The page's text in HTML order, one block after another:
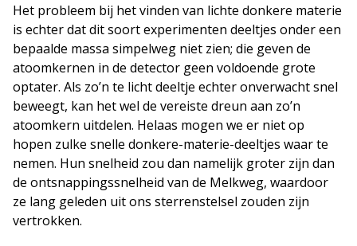
Het probleem bij het vinden van lichte donkere materie
is echter dat dit soort experimenten deeltjes onder een
bepaalde massa simpelweg niet zien; die geven de
atoomkernen in de detector geen voldoende grote
optater. Als zo’n te licht deeltje echter onverwacht snel
beweegt, kan het wel de vereiste dreun aan zo’n
atoomkern uitdelen. Helaas mogen we er niet op
hopen zulke snelle donkere-materie-deeltjes waar te
nemen. Hun snelheid zou dan namelijk groter zijn dan
de ontsnappingssnelheid van de Melkweg, waardoor
ze lang geleden uit ons sterrenstelsel zouden zijn
vertrokken.